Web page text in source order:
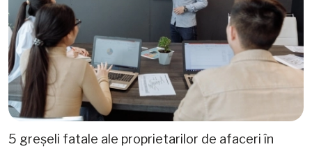
5 greșeli fatale ale proprietarilor de afaceri în